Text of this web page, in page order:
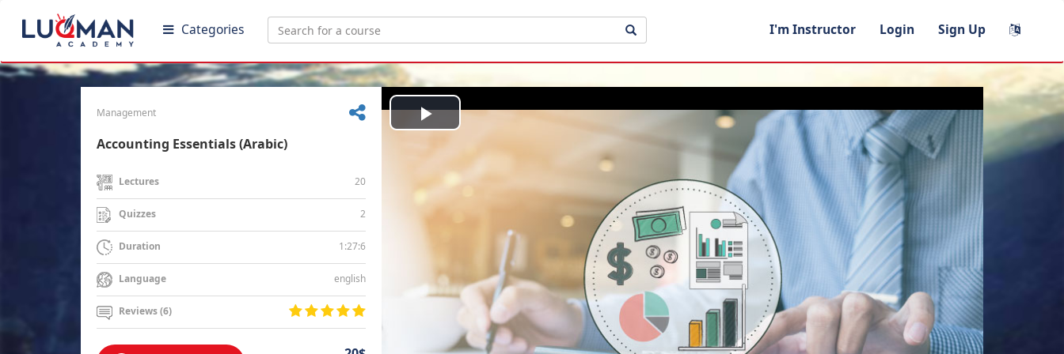
Categories I'm Instructor Login Sign Up
Management
Accounting Essentials (Arabic)
Lectures 20
Quizzes 2
Duration 1:27:6
Language english
Reviews (6)
Play
Video